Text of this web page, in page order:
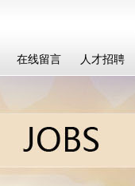
在线留言 人才招聘